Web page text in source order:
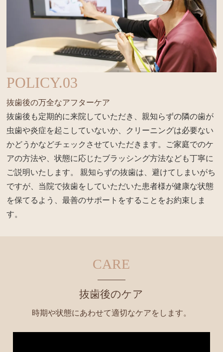
POLICY.03
抜歯後の万全なアフターケア
抜歯後も定期的に来院していただき、親知らずの隣の歯が
虫歯や炎症を起こしていないか、クリーニングは必要ない
かどうかなどチェックさせていただきます。ご家庭でのケ
アの方法や、状態に応じたブラッシング方法なども丁寧に
ご説明いたします。 親知らずの抜歯は、避けてしまいがち
ですが、当院で抜歯をしていただいた患者様が健康な状態
を保てるよう、最善のサポートをすることをお約束しま
す。
CARE
抜歯後のケア
時期や状態にあわせて適切なケアをします。